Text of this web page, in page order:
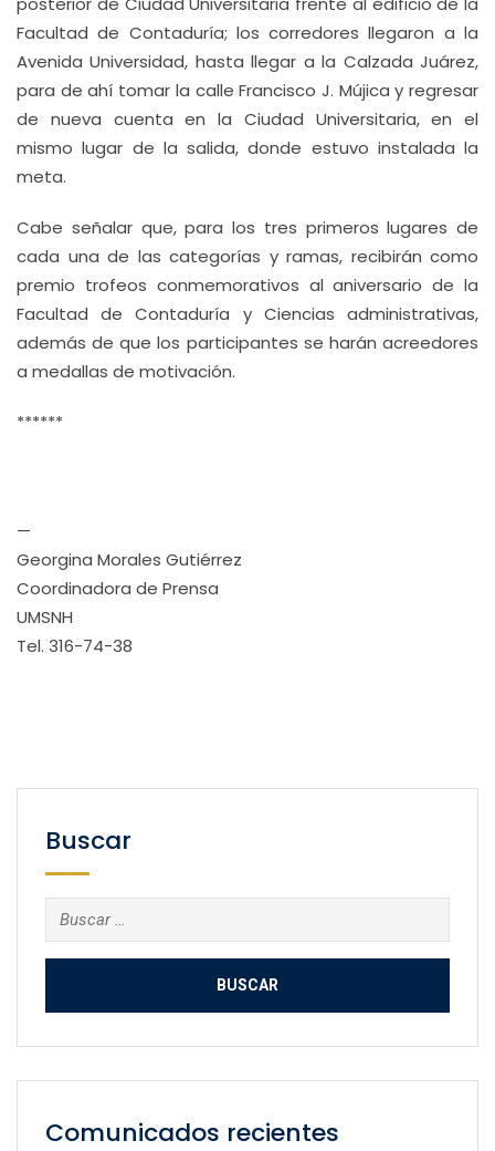
Facultad de Contaduría; los corredores llegaron a la
Avenida Universidad, hasta llegar a la Calzada Juárez,
para de ahí tomar la calle Francisco J. Mújica y regresar
de nueva cuenta en la Ciudad Universitaria, en el
mismo lugar de la salida, donde estuvo instalada la
meta.
Cabe señalar que, para los tres primeros lugares de
cada una de las categorías y ramas, recibirán como
premio trofeos conmemorativos al aniversario de la
Facultad de Contaduría y Ciencias administrativas,
además de que los participantes se harán acreedores
a medallas de motivación.
******
—
Georgina Morales Gutiérrez
Coordinadora de Prensa
UMSNH
Tel. 316-74-38
Buscar
Buscar:
Comunicados recientes